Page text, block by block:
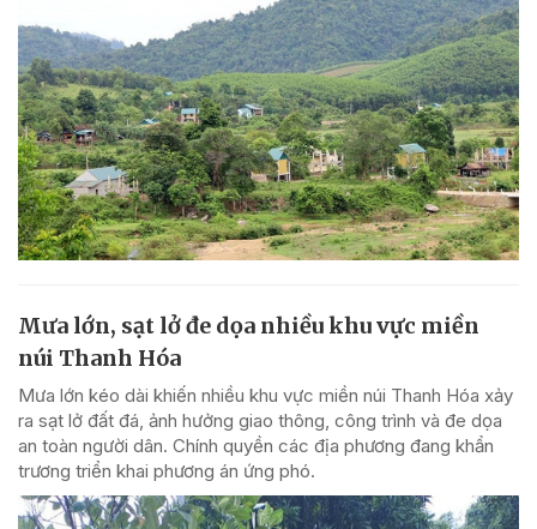
Mưa lớn, sạt lở đe dọa nhiều khu vực miền
núi Thanh Hóa
Mưa lớn kéo dài khiến nhiều khu vực miền núi Thanh Hóa xảy
ra sạt lở đất đá, ảnh hưởng giao thông, công trình và đe dọa
an toàn người dân. Chính quyền các địa phương đang khẩn
trương triển khai phương án ứng phó.